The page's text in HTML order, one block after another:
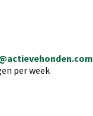
per week